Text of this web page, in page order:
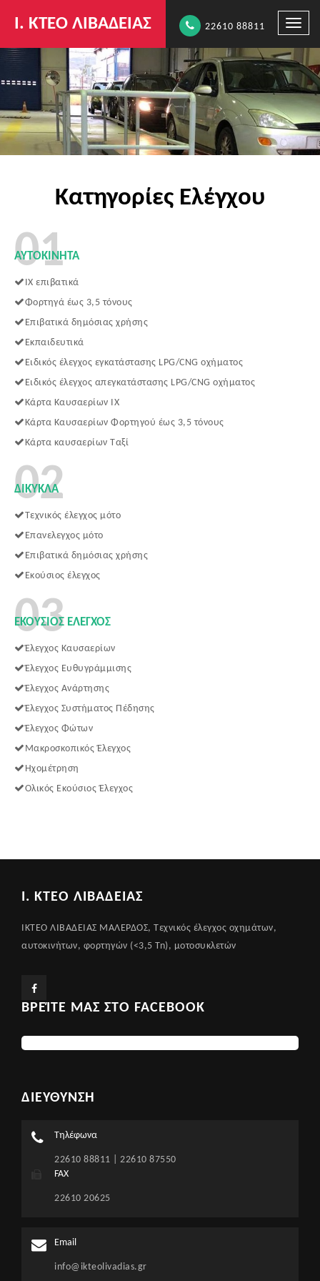
Ι. ΚΤΕΟ ΛΙΒΑΔΕΙΑΣ 22610 88811
Κατηγορίες Ελέγχου
01
ΑΥΤΟΚΊΝΗΤΑ
ΙΧ επιβατικά
Φορτηγά έως 3,5 τόνους
Επιβατικά δημόσιας χρήσης
Εκπαιδευτικά
Ειδικός έλεγχος εγκατάστασης LPG/CNG οχήματος
Ειδικός έλεγχος απεγκατάστασης LPG/CNG οχήματος
Κάρτα Καυσαερίων IX
Κάρτα Καυσαερίων Φορτηγού έως 3,5 τόνους
Κάρτα καυσαερίων Ταξί
02
ΔΊΚΎΚΛΑ
Τεχνικός έλεγχος μότο
Επανελεγχος μότο
Επιβατικά δημόσιας χρήσης
Εκούσιος έλεγχος
03
ΕΚΟΎΣΙΟΣ ΈΛΕΓΧΟΣ
Έλεγχος Καυσαερίων
Έλεγχος Ευθυγράμμισης
Έλεγχος Ανάρτησης
Έλεγχος Συστήματος Πέδησης
Έλεγχος Φώτων
Μακροσκοπικός Έλεγχος
Ηχομέτρηση
Ολικός Εκούσιος Έλεγχος
Ι. ΚΤΕΟ ΛΙΒΑΔΕΙΑΣ
ΙΚΤΕΟ ΛΙΒΑΔΕΙΑΣ ΜΑΛΕΡΔΟΣ, Τεχνικός έλεγχος οχημάτων,
αυτοκινήτων, φορτηγών (<3,5 Tn), μοτοσυκλετών
ΒΡΕΊΤΕ ΜΑΣ ΣΤΟ FACEBOOK
ΔΙΕΥΘΥΝΣΗ
Τηλέφωνα
22610 88811 | 22610 87550
FAX
22610 20625
Email
info@ikteolivadias.gr